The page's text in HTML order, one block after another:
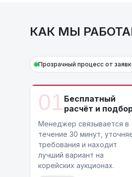
КАК МЫ
Прозрачный процесс от
01 Бесплатный
расчёт и
Менеджер связывается в
течение 30 минут,
требования и находит
лучший вариант на
корейских аукционах.